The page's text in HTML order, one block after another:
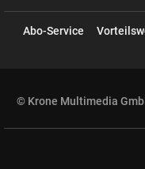
Abo-Service
© Krone Multimedia